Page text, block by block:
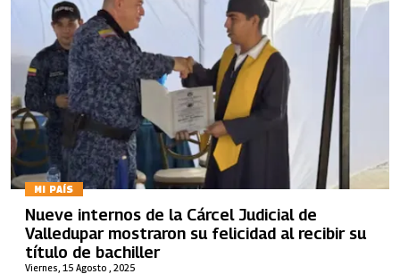
MI PAÍS
Viernes, 15 Agosto , 2025
Nueve internos de la Cárcel Judicial de
Valledupar mostraron su felicidad al recibir su
título de bachiller